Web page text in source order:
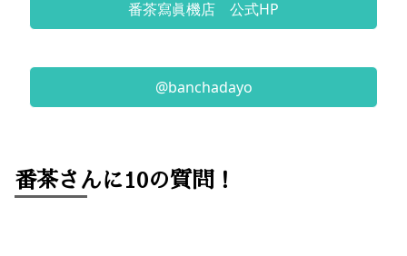
番茶寫眞機店 公式HP
@banchadayo
番茶さんに10の質問！